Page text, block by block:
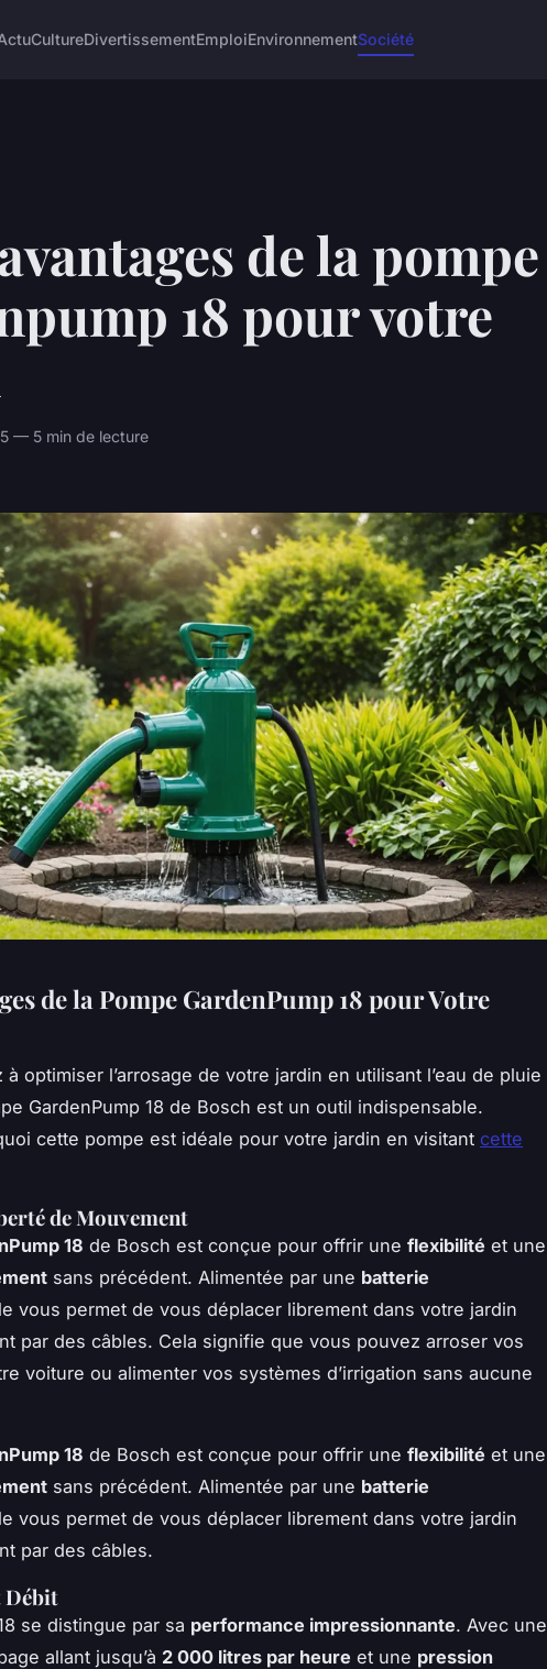
CultureDivertissementEmploiEnvironnementSociété
de la pompe
18 pour votre
— 5 min de lecture
de la Pompe GardenPump 18 pour Votre
optimiser l’arrosage de votre jardin en utilisant l’eau de pluie
GardenPump 18 de Bosch est un outil indispensable.
cette pompe est idéale pour votre jardin en visitant cette
de Mouvement
18 de Bosch est conçue pour offrir une flexibilité et une
sans précédent. Alimentée par une batterie
vous permet de vous déplacer librement dans votre jardin
par des câbles. Cela signifie que vous pouvez arroser vos
voiture ou alimenter vos systèmes d’irrigation sans aucune
18 de Bosch est conçue pour offrir une flexibilité et une
sans précédent. Alimentée par une batterie
vous permet de vous déplacer librement dans votre jardin
par des câbles.
Débit
se distingue par sa performance impressionnante. Avec une
allant jusqu’à 2 000 litres par heure et une pression